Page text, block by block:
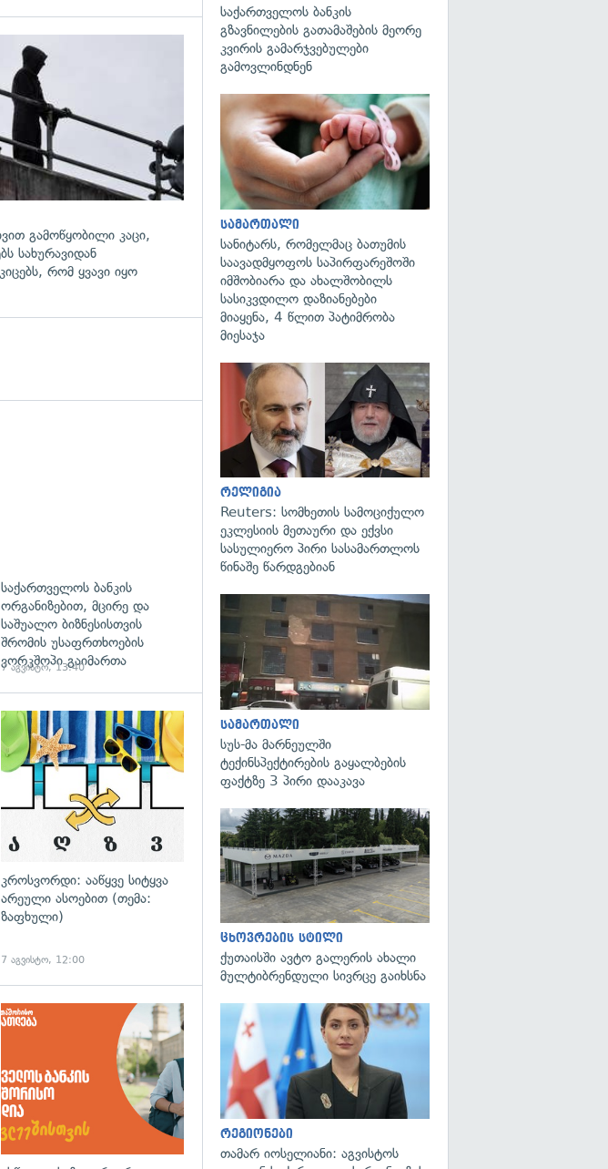
გადახედვა
გამოწყობილი კაცი,
სახურავიდან
რომ ყვავი იყო
საქართველოს ბანკის
ორგანიზებით, მცირე და
საშუალო ბიზნესისთვის
შრომის უსაფრთხოების
ვორკშოპი გაიმართა
7 აგვისტო, 13:40
გადახედვა
კროსვორდი: ააწყვე სიტყვა
არეული ასოებით (თემა:
ზაფხული)
7 აგვისტო, 12:00
საქართველოს ბანკის
გზავნილების გათამაშების მეორე
კვირის გამარჯვებულები
გამოვლინდნენ
სამართალი
სანიტარს, რომელმაც ბათუმის
საავადმყოფოს საპირფარეშოში
იმშობიარა და ახალშობილს
სასიკვდილო დაზიანებები
მიაყენა, 4 წლით პატიმრობა
მიესაჯა
რელიგია
Reuters: სომხეთის სამოციქულო
ეკლესიის მეთაური და ექვსი
სასულიერო პირი სასამართლოს
წინაშე წარდგებიან
სამართალი
სუს-მა მარნეულში
ტექინსპექტირების გაყალბების
ფაქტზე 3 პირი დააკავა
ცხოვრების სტილი
ქუთაისში ავტო გალერის ახალი
მულტიბრენდული სივრცე გაიხსნა
რეგიონები
თამარ იოსელიანი: აგვისტოს